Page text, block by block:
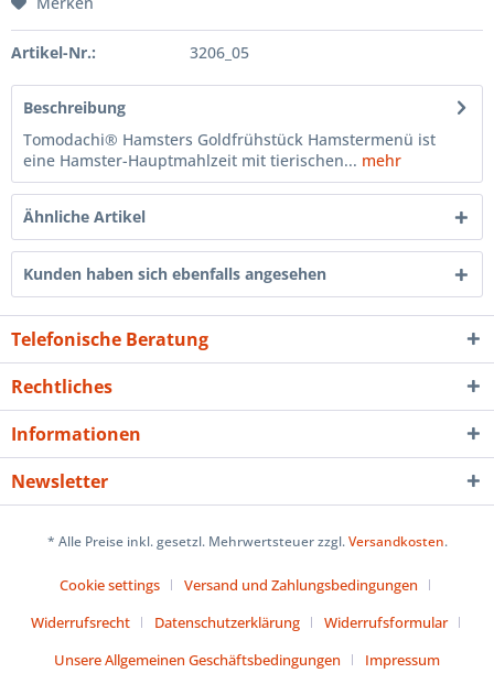
Artikel-Nr.: 3206_05
Beschreibung
Tomodachi® Hamsters Goldfrühstück Hamstermenü ist
eine Hamster-Hauptmahlzeit mit tierischen... mehr
Ähnliche Artikel
Kunden haben sich ebenfalls angesehen
Telefonische Beratung
Rechtliches
Informationen
Newsletter
* Alle Preise inkl. gesetzl. Mehrwertsteuer zzgl.Versandkosten.
Cookie settings
Versand und Zahlungsbedingungen
Widerrufsrecht
Datenschutzerklärung
Widerrufsformular
Unsere Allgemeinen Geschäftsbedingungen
Impressum